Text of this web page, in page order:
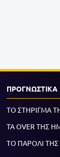
ΠΡΟΓΝΩΣΤΙΚΑ
ΤΟ ΣΤΗΡΙΓΜΑ
ΤΑ OVER ΤΗΣ
ΤΟ ΠΑΡΟΛΙ